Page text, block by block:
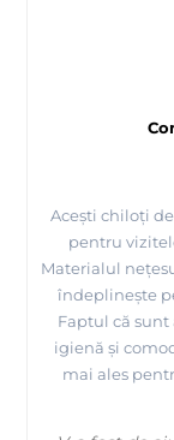
Acești chiloți
pentru
Materialul
îndeplinește
Faptul că
igienă și
mai ales